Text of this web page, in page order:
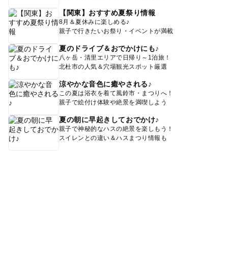
【関東】おすすめ夏祭り情報
8月＆夏休みに楽しめる♪
親子で行きたいお祭り・イベントが満載
夏のドライブ＆おでかけにも♪
八ヶ岳・清里エリアで日帰り～1泊旅！
北杜市の人気＆穴場観光スポット厳選
涼やかな音色に癒やされる♪
この夏は浴衣を着て風鈴市・まつりへ！
親子で絵付け体験や絶景を満喫しよう
夏の朝に早起きしておでかけ♪
親子で神秘的なハスの絶景を楽しもう！
スイレンとの違い＆ハスまつり情報も